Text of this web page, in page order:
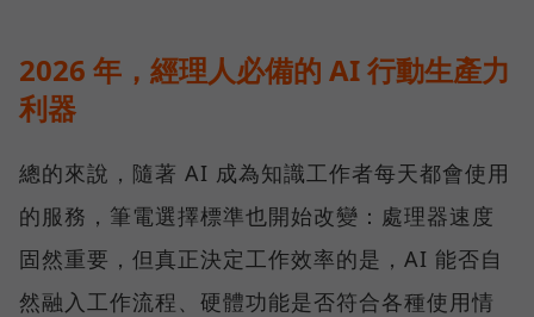
2026 年，經理人必備的 AI 行動生產力
利器
總的來說，隨著 AI 成為知識工作者每天都會使用
的服務，筆電選擇標準也開始改變：處理器速度
固然重要，但真正決定工作效率的是，AI 能否自
然融入工作流程、硬體功能是否符合各種使用情